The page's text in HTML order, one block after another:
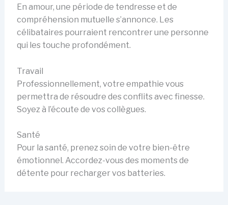
En amour, une période de tendresse et de
compréhension mutuelle s’annonce. Les
célibataires pourraient rencontrer une personne
qui les touche profondément.
Travail
Professionnellement, votre empathie vous
permettra de résoudre des conflits avec finesse.
Soyez à l’écoute de vos collègues.
Santé
Pour la santé, prenez soin de votre bien-être
émotionnel. Accordez-vous des moments de
détente pour recharger vos batteries.